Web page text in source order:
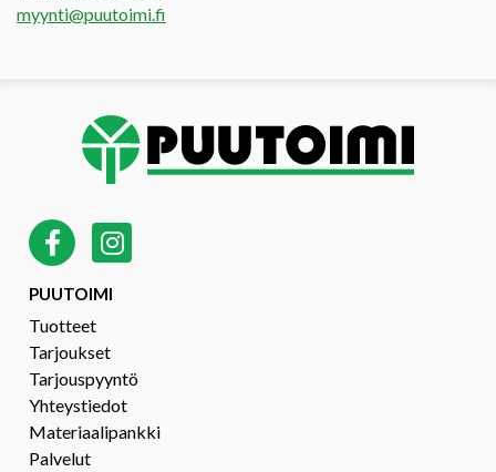
myynti@puutoimi.fi
PUUTOIMI
Tuotteet
Tarjoukset
Tarjouspyyntö
Yhteystiedot
Materiaalipankki
Palvelut